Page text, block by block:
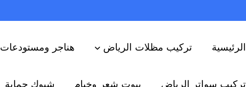
الرئيسية تركيب مظلات الرياض هناجر ومستودعات
تركيب سواتر الرياض بيوت شعر وخيام شبوك حماية